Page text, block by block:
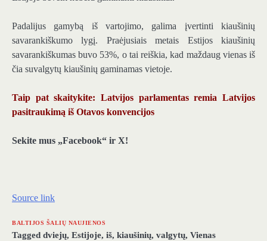
Padalijus gamybą iš vartojimo, galima įvertinti kiaušinių
savarankiškumo lygį. Praėjusiais metais Estijos kiaušinių
savarankiškumas buvo 53%, o tai reiškia, kad maždaug vienas iš
čia suvalgytų kiaušinių gaminamas vietoje.
Taip pat skaitykite: Latvijos parlamentas remia Latvijos
pasitraukimą iš Otavos konvencijos
Sekite mus „Facebook“ ir X!
Source link
BALTIJOS ŠALIŲ NAUJIENOS
Tagged dviejų, Estijoje, iš, kiaušinių, valgytų, Vienas